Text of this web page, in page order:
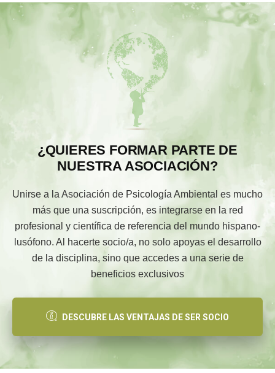
¿QUIERES FORMAR PARTE DE
NUESTRA ASOCIACIÓN?
Unirse a la Asociación de Psicología Ambiental es mucho
más que una suscripción, es integrarse en la red
profesional y científica de referencia del mundo hispano-
lusófono. Al hacerte socio/a, no solo apoyas el desarrollo
de la disciplina, sino que accedes a una serie de
beneficios exclusivos
DESCUBRE LAS VENTAJAS DE SER SOCIO